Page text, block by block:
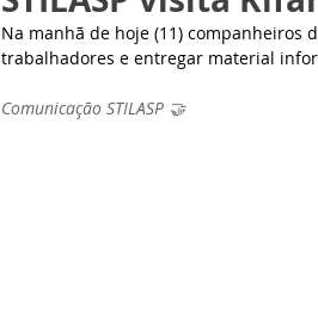
Na manhã de hoje (11) companheiros
trabalhadores e entregar material
Comunicação STILASP 🤝